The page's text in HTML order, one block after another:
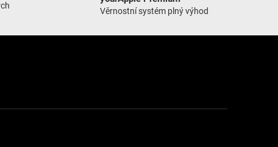
Věrnostní systém plný výhod